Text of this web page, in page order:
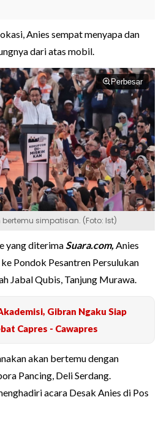
Anies sempat menyapa dan
dari atas mobil.
Perbesar
simpatisan. (Foto: Ist)
yang diterimaSuara.com,Anies
Pondok Pesantren Persulukan
Jabal Qubis, Tanjung Murawa.
Gibran Ngaku Siap
Capres - Cawapres
akan bertemu dengan
Pancing, Deli Serdang.
acara Desak Anies di Pos